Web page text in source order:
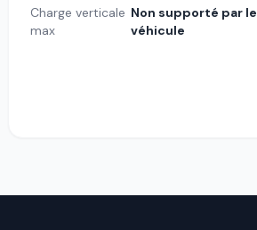
Charge verticale
max
Non supporté par le
véhicule